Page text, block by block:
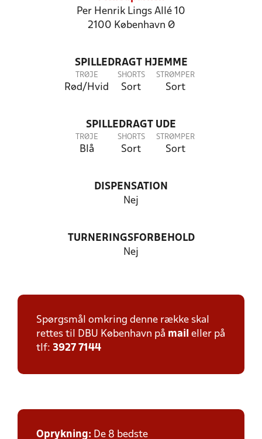
Per Henrik Lings Allé 10
2100 København Ø
SPILLEDRAGT HJEMME
TRØJE
Rød/Hvid
SHORTS
Sort
STRØMPER
Sort
SPILLEDRAGT UDE
TRØJE
Blå
SHORTS
Sort
STRØMPER
Sort
DISPENSATION
Nej
TURNERINGSFORBEHOLD
Nej
Spørgsmål omkring denne række skal
rettes til DBU København på mail eller på
tlf: 3927 7144
Oprykning: De 8 bedste